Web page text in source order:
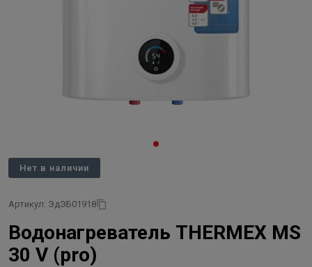
Нет в наличии
Артикул: ЭдЭБ01918
Водонагреватель THERMEX MS
30 V (pro)